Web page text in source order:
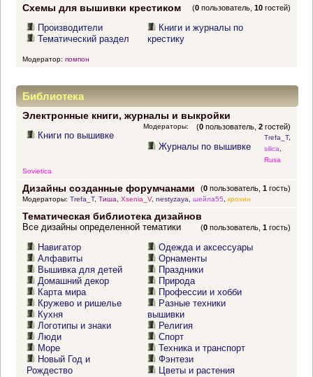
Схемы для вышивки крестиком (0 пользователь,10 гостей)
Производители
Тематический раздел
Книги и журналы по
крестику
Модератор: помпон
Библиотека
Электронные книги, журналы и выкройки
(0 пользователь,2 гостей)
Книги по вышивке
Журналы по вышивке
Модераторы:
Trefa_T,
silica,
Rusa
Sovietica
Дизайны созданные форумчанами (0 пользователь,1 гость)
Модераторы: Trefa_T, Тиша, Xsenia_V, nestyzaya, шейла55, крохин
Тематическая библиотека дизайнов
(0 пользователь,1 гость)
Все дизайны определенной тематики
Навигатор
Алфавиты
Вышивка для детей
Домашний декор
Карта мира
Кружево и ришелье
Кухня
Логотипы и знаки
Люди
Море
Новый Год и
Рождество
Одежда и аксессуары
Орнаменты
Праздники
Природа
Профессии и хобби
Разные техники
вышивки
Религия
Спорт
Техника и транспорт
Фэнтези
Цветы и растения